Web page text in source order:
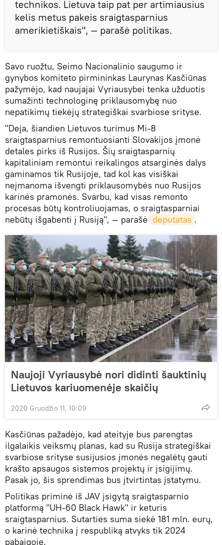
technikos. Lietuva taip pat per artimiausius
kelis metus pakeis sraigtasparnius
amerikietiškais", — parašė politikas.
Savo ruožtu, Seimo Nacionalinio saugumo ir
gynybos komiteto pirmininkas Laurynas Kasčiūnas
pažymėjo, kad naujajai Vyriausybei tenka užduotis
sumažinti technologinę priklausomybę nuo
nepatikimų tiekėjų strategiškai svarbiose srityse.
"Deja, šiandien Lietuvos turimus Mi-8
sraigtasparnius remontuosianti Slovakijos įmonė
detales pirks iš Rusijos. Šių sraigtasparnių
kapitaliniam remontui reikalingos atsarginės dalys
gaminamos tik Rusijoje, tad kol kas visiškai
neįmanoma išvengti priklausomybės nuo Rusijos
karinės pramonės. Svarbu, kad visas remonto
procesas būtų kontroliuojamas, o sraigtasparniai
nebūtų išgabenti į Rusiją", — parašė deputatas .
Naujoji Vyriausybė nori didinti šauktinių
Lietuvos kariuomenėje skaičių
2020 Gruodžio 11, 10:09
Kasčiūnas pažadėjo, kad ateityje bus parengtas
ilgalaikis veiksmų planas, kad su Rusija strategiškai
svarbiose srityse susijusios įmonės negalėtų gauti
krašto apsaugos sistemos projektų ir įsigijimų.
Pasak jo, šis sprendimas bus įtvirtintas įstatymu.
Politikas priminė iš JAV įsigytą sraigtasparnio
platformą "UH-60 Black Hawk" ir keturis
sraigtasparnius. Sutarties suma siekė 181 mln. eurų,
o karinė technika į respubliką atvyks tik 2024
pabaigoje.